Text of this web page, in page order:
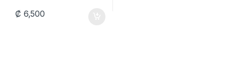
₡ 6,500